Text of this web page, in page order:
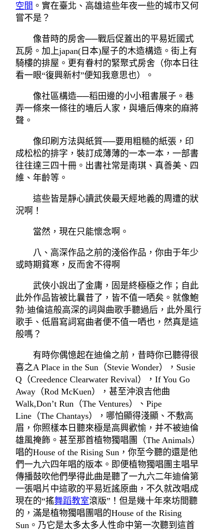
空間 。實在臺北、高雄這些年夜一些的城市又何
嘗不是？
像昔時的房舍──戰后促蓋出的平易近國式
瓦房。加上japan(日本)屋子的木造構造。街上有
騎樓的排屋。更有眷村的緊聚式房舍（你本日往
看一眼“復興新村”便知我意思也）。
像社區構造──稻田邊的小小租書展子。巷
弄一條來一條往的墻后人家，與墻后傳來的麻將
聲。
像印刷方法與紙質──要用粗糙的紙張，印
成松松的排字，裝訂成薄薄的一本一本，一部書
往往達三四十冊。出書社常是南琪、真善美、四
維、年齡等。
這些皆是靜心讀武俠最天經地義的周遭的狀
況啊！
當然，現在只能懷念啊。
八、高深作品之前的淺俗作品，你由于年少
或時期貧寒，反而舍不得啊
武俠小說出了金庸，固是終極極之作；自此
此外作品皆被比曩昔了，皆不值一哂矣。就像鮑
勃·迪倫這般高深的詞與曲歌手聽過后，此外風行
歌手、低眉寫詞寫曲者便不值一哂也，然真是這
般嗎？
有時你偶憶起在迪倫之前，昔時你已聽得很
喜之A Place in the Sun（Stevie Wonder），Susie
Q（Creedence Clearwater Revival），If You Go
Away（Rod McKuen），甚至沖浪吉他曲
Walk,Don’t Run（The Ventures）、Pipe
Line（The Chantays），哪怕顯得淺顯、不敷高
眉，你照樣本日聽來極是高興歡愉，并不被迪倫
雄風掩飾。甚至那首植物獨唱團（The Animals）
唱的House of the Rising Sun，你至今聽的還是他
們一九六四年唱的版本。即便植物獨唱團主唱早
傳播鼓吹他們學得此曲是聽了一九六二年迪倫第
一張唱片中這歌的平易近謠原曲，不久就改唱成
現在的“搖舞蹈教室滾版”！但是幾十年來坊間聽
的，滿是植物獨唱團唱的House of the Rising
Sun。乃它是太多太多人性命中第一次聽到這首